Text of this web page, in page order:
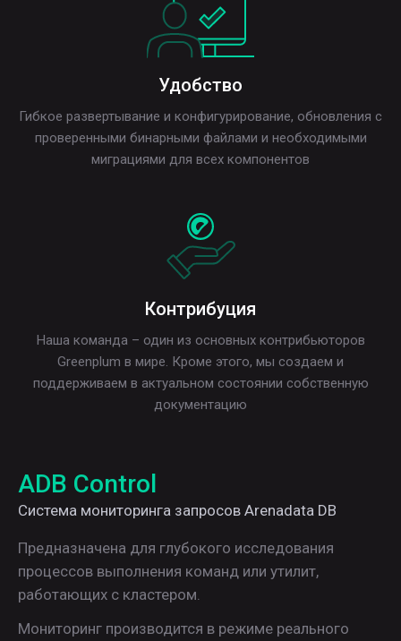
Удобство
Гибкое развертывание и конфигурирование, обновления с
проверенными бинарными файлами и необходимыми
миграциями для всех компонентов
Контрибуция
Наша команда – один из основных контрибьюторов
Greenplum в мире. Кроме этого, мы создаем и
поддерживаем в актуальном состоянии собственную
документацию
ADB Control
Система мониторинга запросов Arenadata DB
Предназначена для глубокого исследования
процессов выполнения команд или утилит,
работающих с кластером.
Мониторинг производится в режиме реального